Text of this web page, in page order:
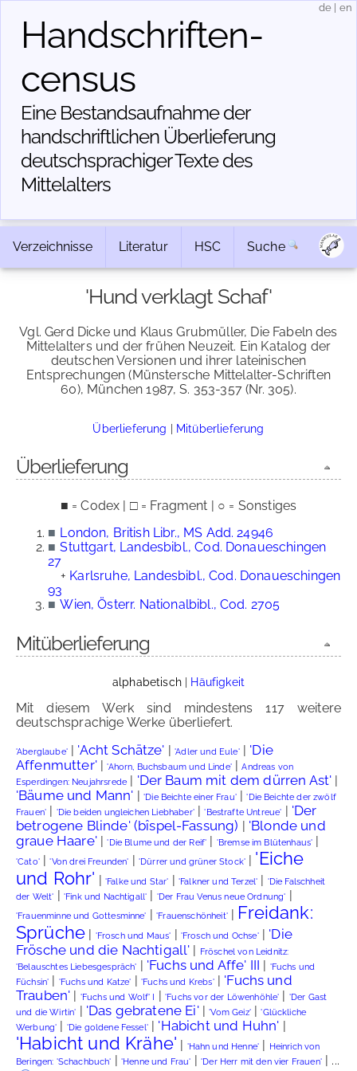
Handschriften­
census
Eine Bestandsaufnahme der
handschriftlichen Über­lieferung
deutschsprachiger Texte des
Mittelalters
de en
Verzeichnisse Literatur HSC Suche
'Hund verklagt Schaf'
Vgl. Gerd Dicke und Klaus Grubmüller, Die Fabeln des
Mittelalters und der frühen Neuzeit. Ein Katalog der
deutschen Versionen und ihrer lateinischen
Entsprechungen (Münstersche Mittelalter-Schriften
60), München 1987, S. 353-357 (Nr. 305).
Überlieferung | Mitüberlieferung
Überlieferung
■ = Codex | □ = Fragment | ○ = Sonstiges
■ London, British Libr., MS Add. 24946
■ Stuttgart, Landesbibl., Cod. Donaueschingen
27
+ Karlsruhe, Landesbibl., Cod. Donaueschingen
93
■ Wien, Österr. Nationalbibl., Cod. 2705
Mitüberlieferung
alphabetisch| Häufigkeit
Mit diesem Werk sind mindestens 117 weitere
deutschsprachige Werke überliefert.
'Aberglaube'| 'Acht Schätze' |'Adler und Eule'| 'Die
Affenmutter'|'Ahorn, Buchsbaum und Linde'|Andreas von
Esperdingen: Neujahrsrede | 'Der Baum mit dem dürren Ast' |
'Bäume und Mann' |'Die Beichte einer Frau'|'Die Beichte der zwölf
Frauen' | 'Die beiden ungleichen Liebhaber'|'Bestrafte Untreue' | 'Der
betrogene Blinde' (bîspel-Fassung) | 'Blonde und
graue Haare'|'Die Blume und der Reif' | 'Bremse im Blütenhaus' |
'Cato'|'Von drei Freunden' | 'Dürrer und grüner Stock'| 'Eiche
und Rohr' | 'Falke und Star' | 'Falkner und Terzel' | 'Die Falschheit
der Welt' | 'Fink und Nachtigall' | 'Der Frau Venus neue Ordnung' |
'Frauenminne und Gottesminne' |'Frauenschönheit'| Freidank:
Sprüche | 'Frosch und Maus' | 'Frosch und Ochse'| 'Die
Frösche und die Nachtigall' | Fröschel von Leidnitz:
'Belauschtes Liebesgespräch' | 'Fuchs und Affe' III | 'Fuchs und
Füchsin' | 'Fuchs und Katze' | 'Fuchs und Krebs'| 'Fuchs und
Trauben' | 'Fuchs und Wolf' I |'Fuchs vor der Löwenhöhle' | 'Der Gast
und die Wirtin' | 'Das gebratene Ei'|'Vom Geiz'|'Glückliche
Werbung' | 'Die goldene Fessel'| 'Habicht und Huhn' |
'Habicht und Krähe' | 'Hahn und Henne' | Heinrich von
Beringen: 'Schachbuch' |'Henne und Frau' |'Der Herr mit den vier Frauen'| ...